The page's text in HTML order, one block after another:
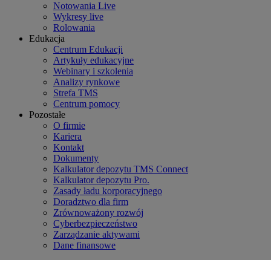
Notowania Live
Wykresy live
Rolowania
Edukacja
Centrum Edukacji
Artykuły edukacyjne
Webinary i szkolenia
Analizy rynkowe
Strefa TMS
Centrum pomocy
Pozostałe
O firmie
Kariera
Kontakt
Dokumenty
Kalkulator depozytu TMS Connect
Kalkulator depozytu Pro.
Zasady ładu korporacyjnego
Doradztwo dla firm
Zrównoważony rozwój
Cyberbezpieczeństwo
Zarządzanie aktywami
Dane finansowe